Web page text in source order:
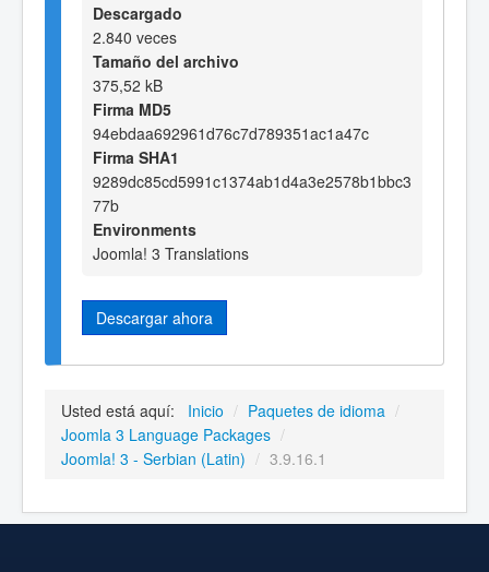
Descargado
2.840 veces
Tamaño del archivo
375,52 kB
Firma MD5
94ebdaa692961d76c7d789351ac1a47c
Firma SHA1
9289dc85cd5991c1374ab1d4a3e2578b1bbc3
77b
Environments
Joomla! 3 Translations
Descargar ahora
Usted está aquí: Inicio / Paquetes de idioma /
Joomla 3 Language Packages /
Joomla! 3 - Serbian (Latin) / 3.9.16.1